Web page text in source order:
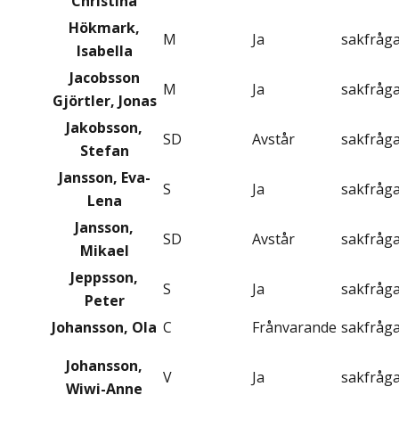
Hökmark,
Isabella
M Ja
Jacobsson
Gjörtler, Jonas
M Ja
Jakobsson,
Stefan
SD Avstår
Jansson, Eva-
Lena
S Ja
Jansson,
Mikael
SD Avstår
Jeppsson,
Peter
S Ja
Johansson, Ola C Frånvarande
Johansson,
Wiwi-Anne
V Ja